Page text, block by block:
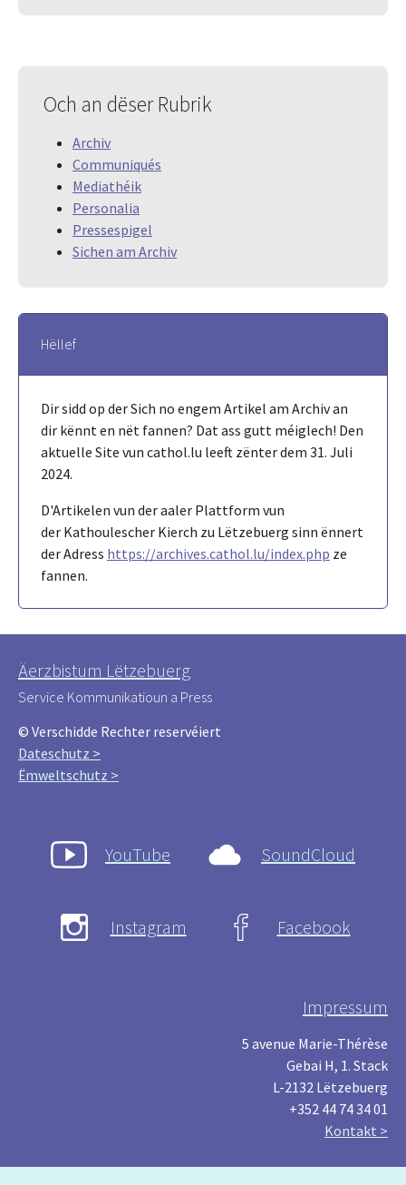
Och an dëser Rubrik
Archiv
Communiqués
Mediathéik
Personalia
Pressespigel
Sichen am Archiv
Hëllef
Dir sidd op der Sich no engem Artikel am Archiv an
dir kënnt en nët fannen? Dat ass gutt méiglech! Den
aktuelle Site vun cathol.lu leeft zënter dem 31. Juli
2024.
D'Artikelen vun der aaler Plattform vun
der Kathoulescher Kierch zu Lëtzebuerg sinn ënnert
der Adress https://archives.cathol.lu/index.php ze
fannen.
Äerzbistum Lëtzebuerg
Service Kommunikatioun a Press
© Verschidde Rechter reservéiert
Dateschutz >
Ëmweltschutz >
YouTube SoundCloud
Instagram Facebook
Impressum
5 avenue Marie-Thérèse
Gebai H, 1. Stack
L-2132 Lëtzebuerg
+352 44 74 34 01
Kontakt >